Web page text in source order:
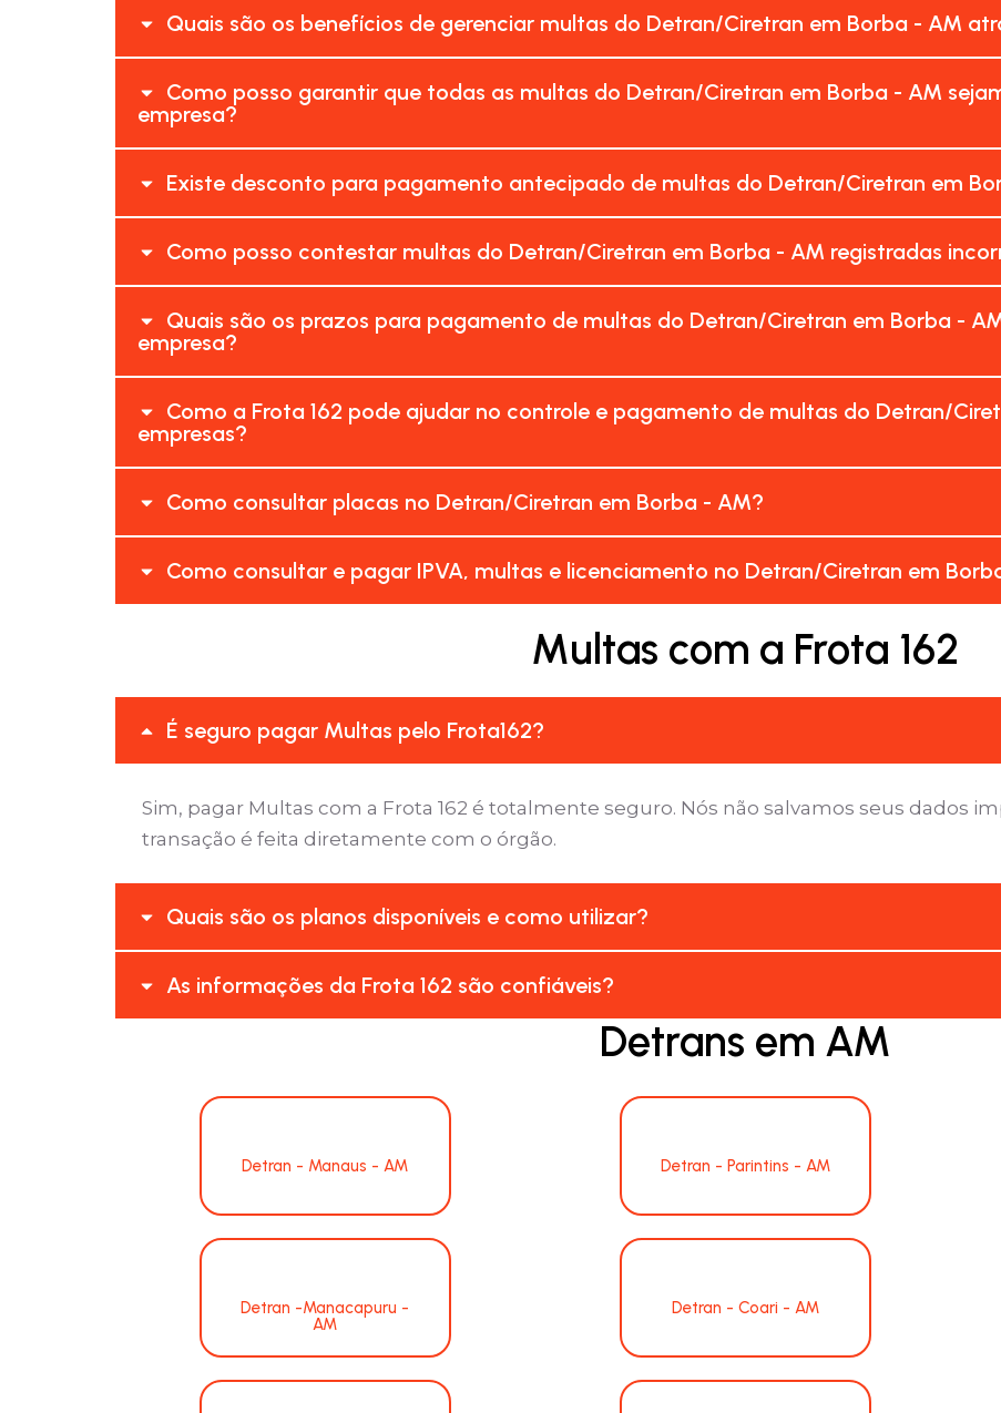
Quais são os benefícios de gerenciar multas do Detran/Ciretran em Borba - AM
Como posso garantir que todas as multas do Detran/Ciretran em Borba - AM
empresa?
Existe desconto para pagamento antecipado de multas do Detran/Ciretran em
Como posso contestar multas do Detran/Ciretran em Borba - AM registradas
Quais são os prazos para pagamento de multas do Detran/Ciretran em Borba -
empresa?
Como a Frota 162 pode ajudar no controle e pagamento de multas do Detran/
empresas?
Como consultar placas no Detran/Ciretran em Borba - AM?
Como consultar e pagar IPVA, multas e licenciamento no Detran/Ciretran em
Multas com a Frota 162
É seguro pagar Multas pelo Frota162?
Sim, pagar Multas com a Frota 162 é totalmente seguro. Nós não salvamos seus dados
transação é feita diretamente com o órgão.
Quais são os planos disponíveis e como utilizar?
As informações da Frota 162 são confiáveis?
Detrans em AM
Detran - Manaus - AM Detran - Parintins - AM
Detran -Manacapuru -
AM
Detran - Coari - AM